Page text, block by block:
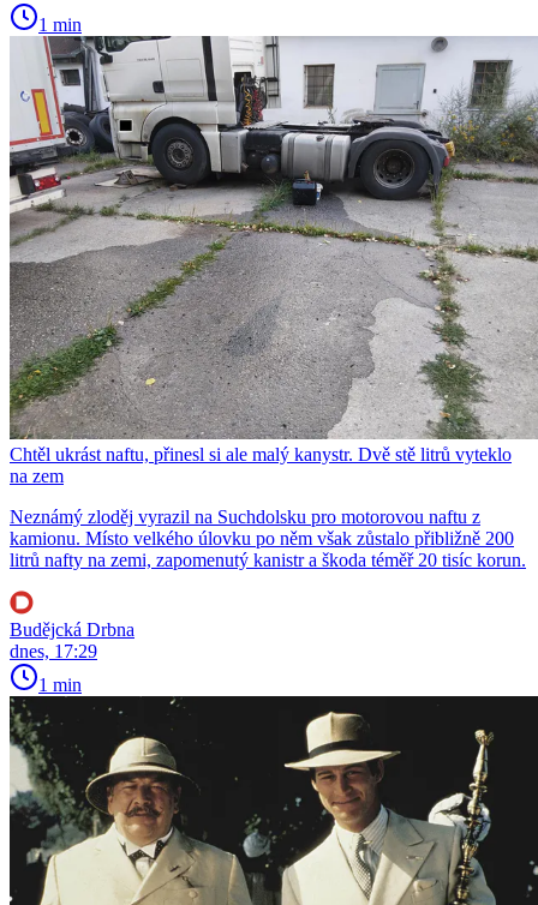
1 min
Chtěl ukrást naftu, přinesl si ale malý kanystr. Dvě stě litrů vyteklo
na zem
Neznámý zloděj vyrazil na Suchdolsku pro motorovou naftu z
kamionu. Místo velkého úlovku po něm však zůstalo přibližně 200
litrů nafty na zemi, zapomenutý kanistr a škoda téměř 20 tisíc korun.
Budějcká Drbna
dnes, 17:29
1 min